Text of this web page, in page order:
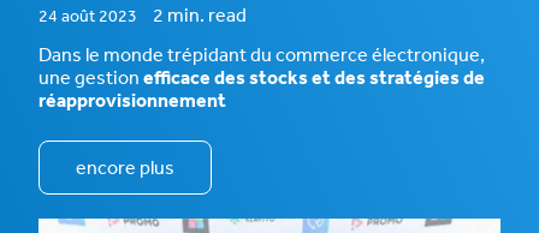
24 août 2023
2 min. read
Dans le monde trépidant du commerce électronique,
une gestion efficace des stocks et des stratégies de
réapprovisionnement
encore plus